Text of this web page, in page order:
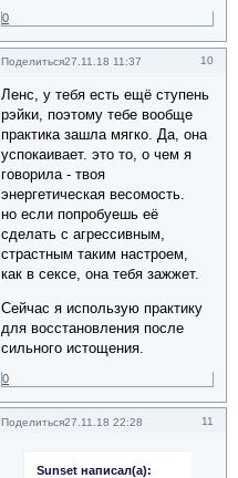
0
Поделиться 10
27.11.18 11:37
Ленс, у тебя есть ещё ступень
рэйки, поэтому тебе вообще
практика зашла мягко. Да, она
успокаивает. это то, о чем я
говорила - твоя
энергетическая весомость.
но если попробуешь её
сделать с агрессивным,
страстным таким настроем,
как в сексе, она тебя зажжет.
Сейчас я использую практику
для восстановления после
сильного истощения.
0
Поделиться 11
27.11.18 22:28
Sunset написал(а):